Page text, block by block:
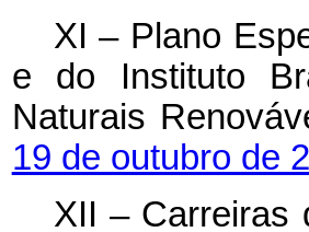
XI – Plano
e do Instituto
Naturais
19 de outubro de
XII – Carreiras